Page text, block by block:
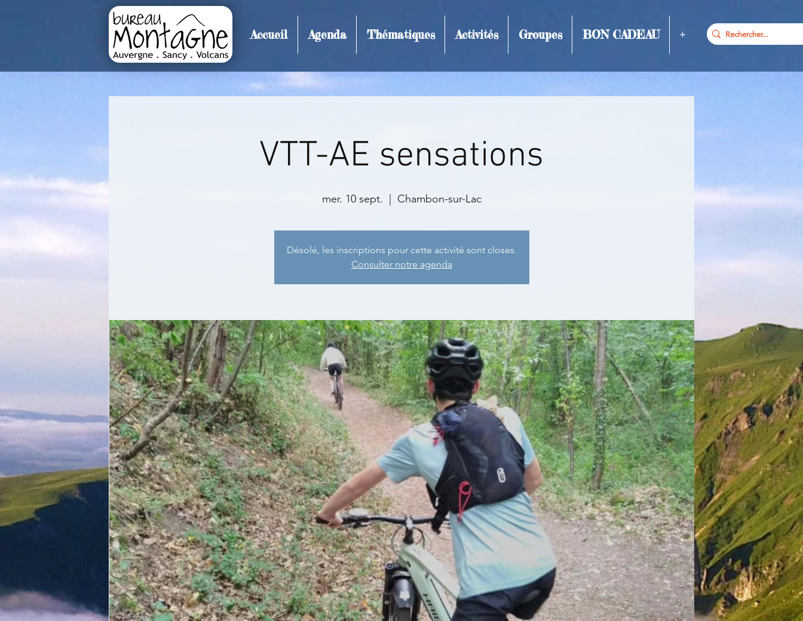
Accueil Agenda Thématiques Activités Groupes BON CADEAU +
Détails de l'événement et inscription
VTT-AE sensations
mer. 10 sept. Chambon-sur-Lac
Désolé, les inscriptions pour cette activité sont closes.
Consulter notre agenda